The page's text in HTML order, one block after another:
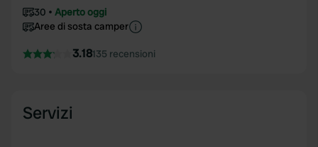
30
Aperto oggi
Aree di sosta camper
3.18135 recensioni
Servizi